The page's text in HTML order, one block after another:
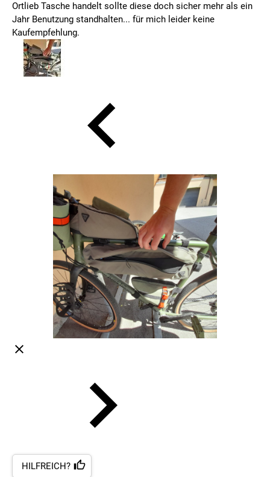
Ortlieb Tasche handelt sollte diese doch sicher mehr als ein
Jahr Benutzung standhalten... für mich leider keine
Kaufempfehlung.
HILFREICH?